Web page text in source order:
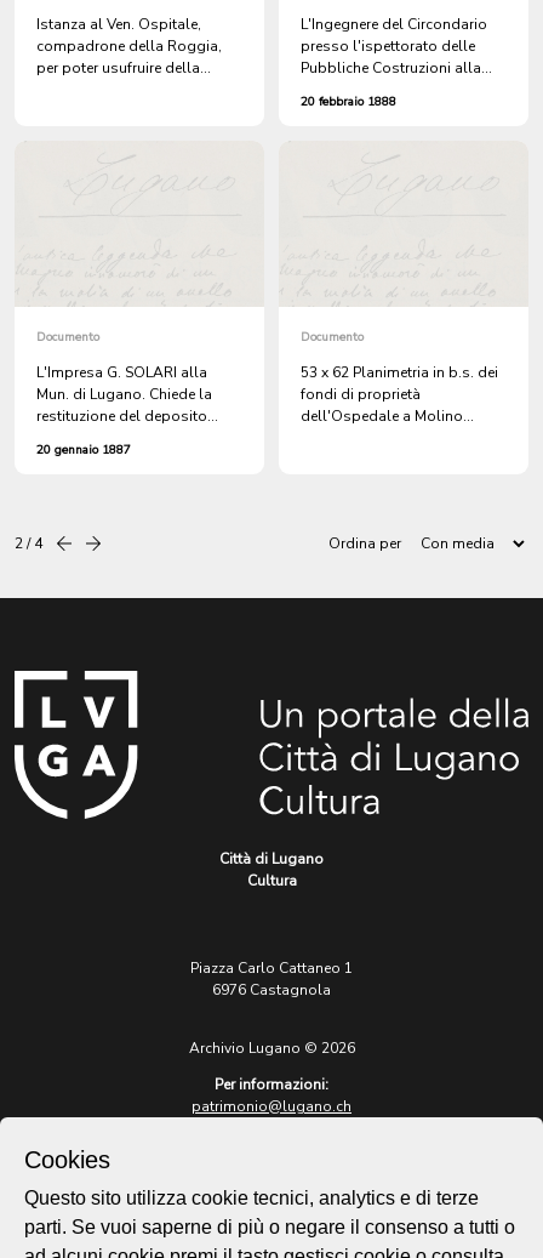
Istanza al Ven. Ospitale,
compadrone della Roggia,
per poter usufruire della
cui è compadrone l'Ospitale,
e la Cartiera.
L'Ingegnere del Circondario
presso l'ispettorato delle
Pubbliche Costruzioni alla
reclamo di ANTONIO BOSSI
a chiedere sia fatta di nuovo
la calla della neve nel tratto di
ritirare alla stazione dieci
20 febbraio 1888
Documento
L'Impresa G. SOLARI alla
Mun. di Lugano. Chiede la
restituzione del deposito
l'appalto dei lavori per la
20 gennaio 1887
Documento
53 x 62 Planimetria in b.s. dei
fondi di proprietà
dell'Ospedale a Molino
2 / 4 Precedentesuccessiva Ordina per
Città di Lugano
Cultura
Piazza Carlo Cattaneo 1
6976 Castagnola
Archivio Lugano © 2026
Per informazioni:
patrimonio@lugano.ch
lugano.ch
Cookie policy
Cookies
Questo sito utilizza cookie tecnici, analytics e di terze
parti. Se vuoi saperne di più o negare il consenso a tutti o